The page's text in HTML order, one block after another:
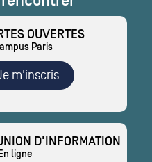
OUVERTES
Paris
m'inscris
D'INFORMATION
ligne